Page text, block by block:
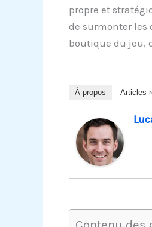
propre et
de surmonter les
boutique du jeu,
À propos Articles